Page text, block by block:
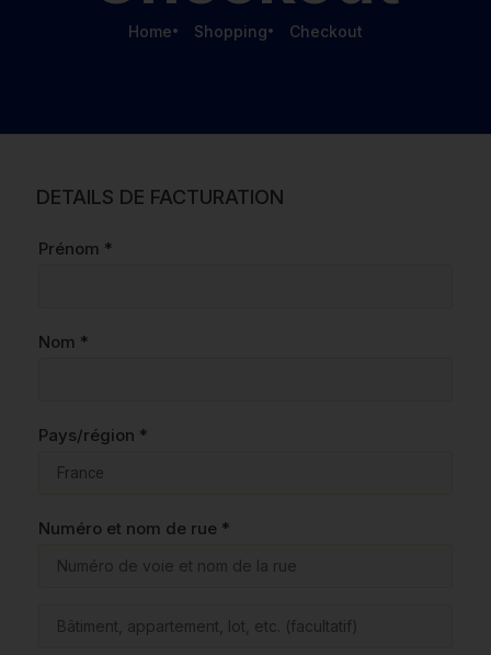
Home Shopping Checkout
DETAILS DE FACTURATION
Prénom *
Nom *
Pays/région *
Numéro et nom de rue *